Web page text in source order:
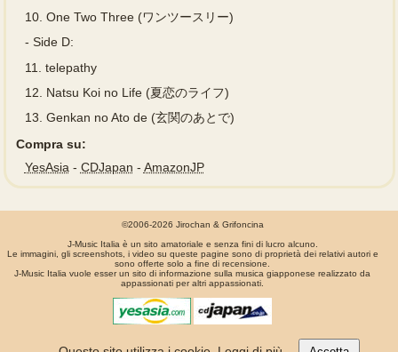
10. One Two Three (ワンツースリー)
- Side D:
11.
telepathy
12.
Natsu Koi no Life (夏恋のライフ)
13. Genkan no Ato de (玄関のあとで)
Compra su:
YesAsia- CDJapan - AmazonJP
©2006-2026 Jirochan & Grifoncina
J-Music Italia è un sito amatoriale e senza fini di lucro alcuno.
Le immagini, gli screenshots, i video su queste pagine sono di proprietà dei relativi autori e
sono offerte solo a fine di recensione.
J-Music Italia vuole esser un sito di informazione sulla musica giapponese realizzato da
appassionati per altri appassionati.